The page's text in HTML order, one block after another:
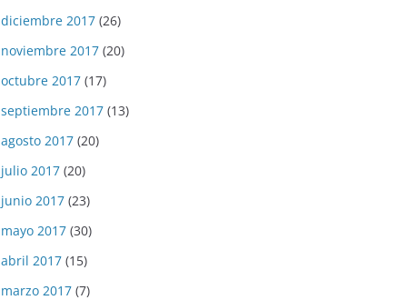
diciembre 2017 (26)
noviembre 2017 (20)
octubre 2017 (17)
septiembre 2017 (13)
agosto 2017 (20)
julio 2017 (20)
junio 2017 (23)
mayo 2017 (30)
abril 2017 (15)
marzo 2017 (7)